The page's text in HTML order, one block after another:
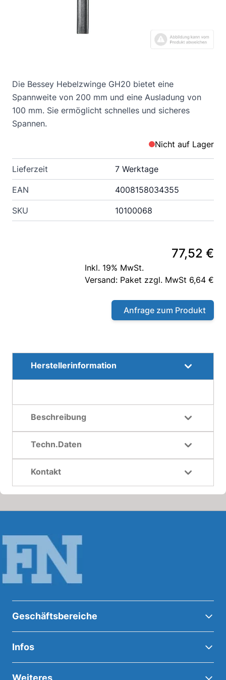
Die Bessey Hebelzwinge GH20 bietet eine
Spannweite von 200 mm und eine Ausladung von
100 mm. Sie ermöglicht schnelles und sicheres
Spannen.
Nicht auf Lager
Lieferzeit 7 Werktage
EAN 4008158034355
SKU 10100068
77,52 €
Inkl. 19% MwSt.
Versand: Paket zzgl. MwSt 6,64 €
Anfrage zum Produkt
Herstellerinformation
Beschreibung
Techn.Daten
Kontakt
Geschäftsbereiche
Infos
Weiteres